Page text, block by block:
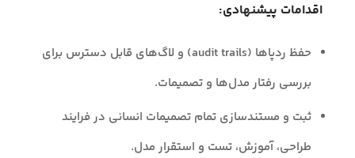
اقدامات پیشنهادی:
حفظ ردپاها (audit trails) و لاگ‌های قابل دسترس برای
بررسی رفتار مدل‌ها و تصمیمات.
ثبت و مستندسازی تمام تصمیمات انسانی در فرایند
طراحی، آموزش، تست و استقرار مدل.